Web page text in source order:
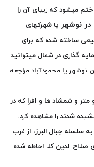
میشود که زیبای آن را
در نوشهر یا شهرکهای
ساخته شده که برای
گذاری در شمال میتوانید
یا محمودآباد مراجعه
متر و شمشاد ها و افرا که در
شدند را مشاهده کرد.
سلسله جبال البرز، از غرب
الدین کلا احاطه شده